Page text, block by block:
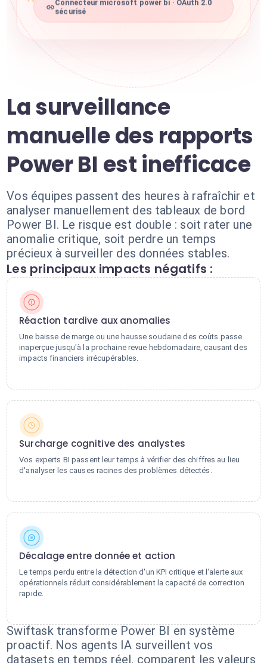
Connecteur microsoft power bi · OAuth 2.0
sécurisé
La surveillance
manuelle des rapports
Power BI est inefficace
Vos équipes passent des heures à rafraîchir et
analyser manuellement des tableaux de bord
Power BI. Le risque est double : soit rater une
anomalie critique, soit perdre un temps
précieux à surveiller des données stables.
Les principaux impacts négatifs :
Réaction tardive aux anomalies
Une baisse de marge ou une hausse soudaine des coûts passe
inaperçue jusqu'à la prochaine revue hebdomadaire, causant des
impacts financiers irrécupérables.
Surcharge cognitive des analystes
Vos experts BI passent leur temps à vérifier des chiffres au lieu
d'analyser les causes racines des problèmes détectés.
Décalage entre donnée et action
Le temps perdu entre la détection d'un KPI critique et l'alerte aux
opérationnels réduit considérablement la capacité de correction
rapide.
Swiftask transforme Power BI en système
proactif. Nos agents IA surveillent vos
datasets en temps réel, comparent les valeurs